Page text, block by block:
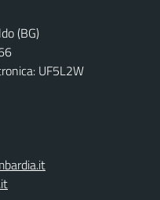
(BG)
UF5L2W